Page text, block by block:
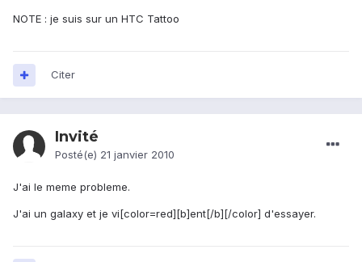
NOTE : je suis sur un HTC Tattoo
Citer
Invité
Posté(e) 21 janvier 2010
J'ai le meme probleme.
J'ai un galaxy et je vi[color=red][b]ent[/b][/color] d'essayer.